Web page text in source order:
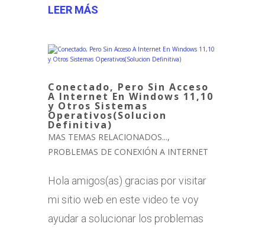
LEER MÁS
Conectado, Pero Sin Acceso
A Internet En Windows 11,10
y Otros Sistemas
Operativos(Solucion
Definitiva)
MAS TEMAS RELACIONADOS...,
PROBLEMAS DE CONEXIÓN A INTERNET
Hola amigos(as) gracias por visitar
mi sitio web en este video te voy
ayudar a solucionar los problemas